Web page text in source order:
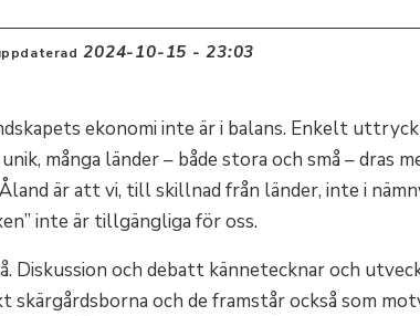
2024-10-15 - 23:03
ekonomi inte är i balans. Enkelt
många länder – både stora och små – dras
är att vi, till skillnad från länder, inte i
inte är tillgängliga för oss.
Diskussion och debatt kännetecknar och
skärgårdsborna och de framstår också som